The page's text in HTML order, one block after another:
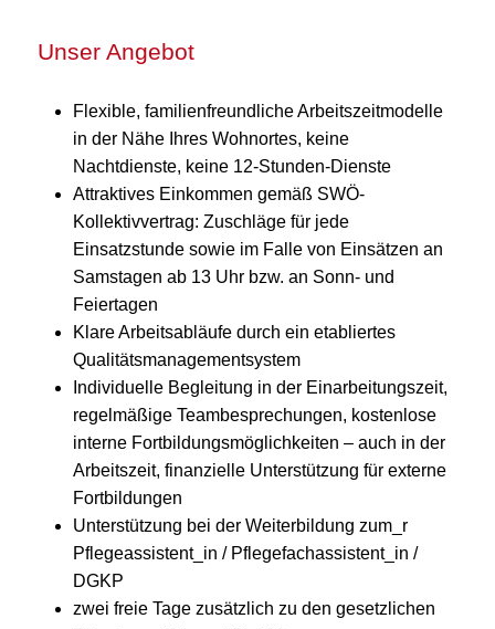
Unser Angebot
Flexible, familienfreundliche Arbeitszeitmodelle
in der Nähe Ihres Wohnortes, keine
Nachtdienste, keine 12-Stunden-Dienste
Attraktives Einkommen gemäß SWÖ-
Kollektivvertrag: Zuschläge für jede
Einsatzstunde sowie im Falle von Einsätzen an
Samstagen ab 13 Uhr bzw. an Sonn- und
Feiertagen
Klare Arbeitsabläufe durch ein etabliertes
Qualitätsmanagementsystem
Individuelle Begleitung in der Einarbeitungszeit,
regelmäßige Teambesprechungen, kostenlose
interne Fortbildungsmöglichkeiten – auch in der
Arbeitszeit, finanzielle Unterstützung für externe
Fortbildungen
Unterstützung bei der Weiterbildung zum_r
Pflegeassistent_in / Pflegefachassistent_in /
DGKP
zwei freie Tage zusätzlich zu den gesetzlichen